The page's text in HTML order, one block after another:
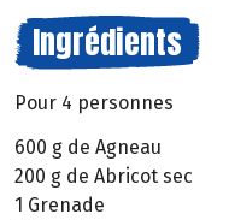
Ingrédients
Pour 4 personnes
600 g de Agneau
200 g de Abricot sec
1 Grenade